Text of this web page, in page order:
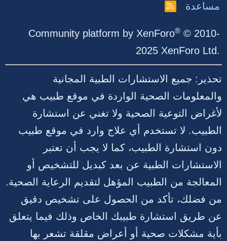
مساعدة
R
Community platform by XenForo® © 2010-
2025 XenForo Ltd.
تحذير: جميع الاستشارات الطبية المجانية
والمعلومات الصحية الواردة في موقع طبيب هي
لأغراض التوعية الصحية ولا تغني عن استشارة
الطبيب. لا تستخدم أي علاج وارد في موقع طبيب
دون استشارة الطبيب، كما لا يجب أن تعتبر
الاستشارات الطبية عن بعد كبديل للتشخيص أو
المعالجة من الطبيب المؤهل لتقديم الرعاية الصحية.
من فضلك، تأكد من الحصول على تشخيص دقيق
عن طريق استشارة طبيبك الخاص وذلك فيما يتعلق
بأية مشكلات صحية أو أعراض مقلقة تشعر بها